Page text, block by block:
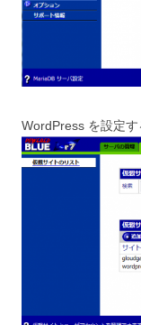
WordPress を設定